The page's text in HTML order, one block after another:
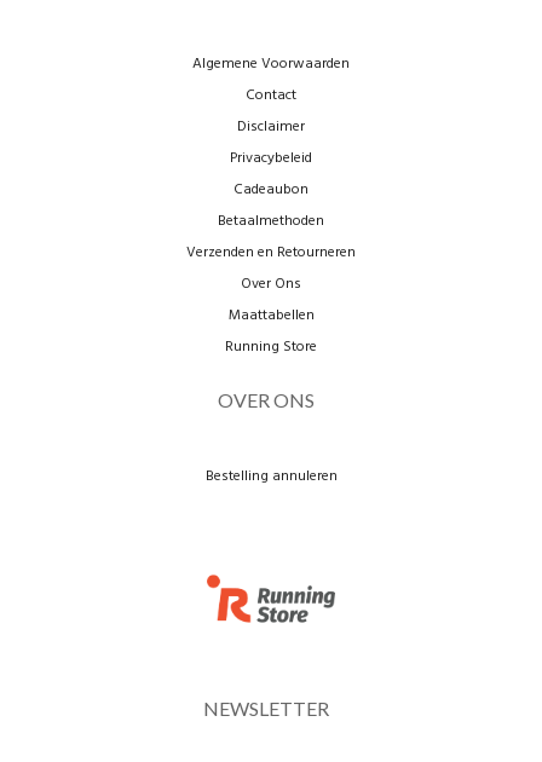
Algemene Voorwaarden
Contact
Disclaimer
Privacybeleid
Cadeaubon
Betaalmethoden
Verzenden en Retourneren
Over Ons
Maattabellen
Running Store
OVER ONS
Bestelling annuleren
NEWSLETTER